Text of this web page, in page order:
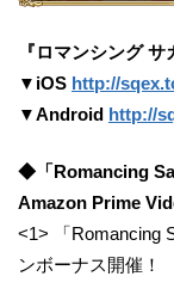
『ロマンシング
▼iOS http://
▼Android http://
◆「Romancing
Amazon Prime
<1> 「Romancing
ンボーナス開催！